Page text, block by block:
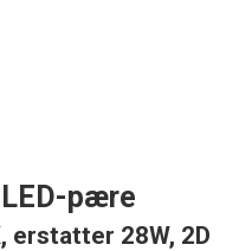
LED-pære
erstatter 28W, 2D